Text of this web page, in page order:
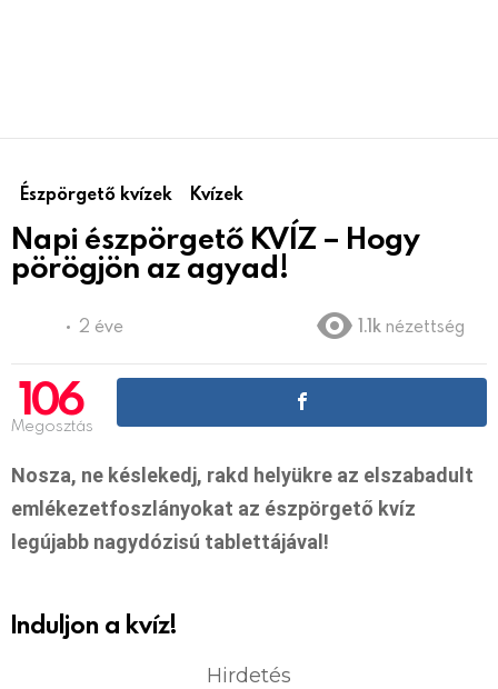
Észpörgető kvízek Kvízek
Napi észpörgető KVÍZ – Hogy
pörögjön az agyad!
2 éve 1.1k nézettség
106
Megosztás
Nosza, ne késlekedj, rakd helyükre az elszabadult
emlékezetfoszlányokat az észpörgető kvíz
legújabb nagydózisú tablettájával!
Induljon a kvíz!
Hirdetés